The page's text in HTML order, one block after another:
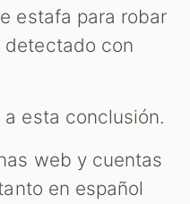
estafa para robar
detectado con
esta conclusión.
web y cuentas
en español